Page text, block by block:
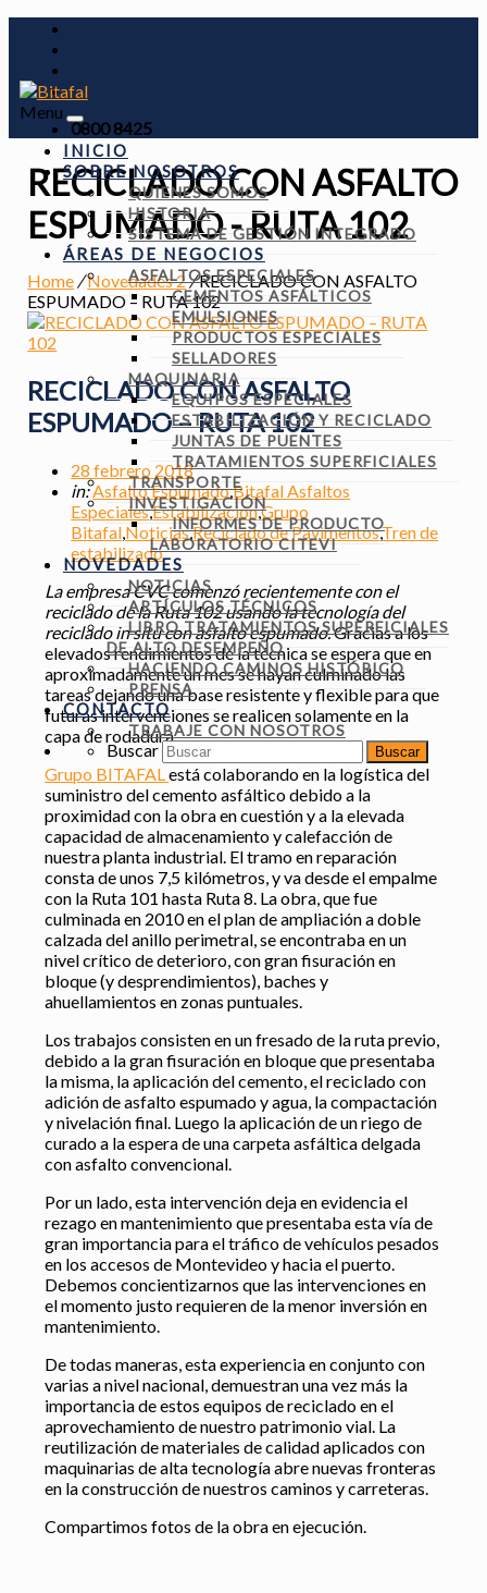
0800 8425
Menu
INICIO
SOBRE NOSOTROS
QUIENES SOMOS
HISTORIA
SISTEMA DE GESTIÓN INTEGRADO
ÁREAS DE NEGOCIOS
ASFALTOS ESPECIALES
CEMENTOS ASFÁLTICOS
EMULSIONES
PRODUCTOS ESPECIALES
SELLADORES
MAQUINARIA
EQUIPOS ESPECIALES
ESTABILIZACIÓN Y RECICLADO
JUNTAS DE PUENTES
TRATAMIENTOS SUPERFICIALES
TRANSPORTE
INVESTIGACIÓN
INFORMES DE PRODUCTO
LABORATORIO CITEVI
NOVEDADES
NOTICIAS
ARTÍCULOS TÉCNICOS
LIBRO TRATAMIENTOS SUPERFICIALES
DE ALTO DESEMPEÑO
HACIENDO CAMINOS HISTÓRICO
PRENSA
CONTACTO
TRABAJE CON NOSOTROS
Buscar
RECICLADO CON ASFALTO
ESPUMADO - RUTA 102
Home /Novedades 2/RECICLADO CON ASFALTO
ESPUMADO – RUTA 102
RECICLADO CON ASFALTO
ESPUMADO – RUTA 102
28 febrero 2018
in:Asfalto Espumado,Bitafal Asfaltos
Especiales,Estabilización,Grupo
Bitafal Noticias,Reciclado de Pavimentos,Tren de
estabilizado
La empresa CVC comenzó recientemente con el
reciclado de la Ruta 102 usando la tecnología del
reciclado in situ con asfalto espumado.Gracias a los
elevados rendimientos de la técnica se espera que en
aproximadamente un mes se hayan culminado las
tareas dejando una base resistente y flexible para que
futuras intervenciones se realicen solamente en la
capa de rodadura.
Grupo BITAFALestá colaborando en la logística del
suministro del cemento asfáltico debido a la
proximidad con la obra en cuestión y a la elevada
capacidad de almacenamiento y calefacción de
nuestra planta industrial. El tramo en reparación
consta de unos 7,5 kilómetros, y va desde el empalme
con la Ruta 101 hasta Ruta 8. La obra, que fue
culminada en 2010 en el plan de ampliación a doble
calzada del anillo perimetral, se encontraba en un
nivel crítico de deterioro, con gran fisuración en
bloque (y desprendimientos), baches y
ahuellamientos en zonas puntuales.
Los trabajos consisten en un fresado de la ruta previo,
debido a la gran fisuración en bloque que presentaba
la misma, la aplicación del cemento, el reciclado con
adición de asfalto espumado y agua, la compactación
y nivelación final. Luego la aplicación de un riego de
curado a la espera de una carpeta asfáltica delgada
con asfalto convencional.
Por un lado, esta intervención deja en evidencia el
rezago en mantenimiento que presentaba esta vía de
gran importancia para el tráfico de vehículos pesados
en los accesos de Montevideo y hacia el puerto.
Debemos concientizarnos que las intervenciones en
el momento justo requieren de la menor inversión en
mantenimiento.
De todas maneras, esta experiencia en conjunto con
varias a nivel nacional, demuestran una vez más la
importancia de estos equipos de reciclado en el
aprovechamiento de nuestro patrimonio vial. La
reutilización de materiales de calidad aplicados con
maquinarias de alta tecnología abre nuevas fronteras
en la construcción de nuestros caminos y carreteras.
Compartimos fotos de la obra en ejecución.